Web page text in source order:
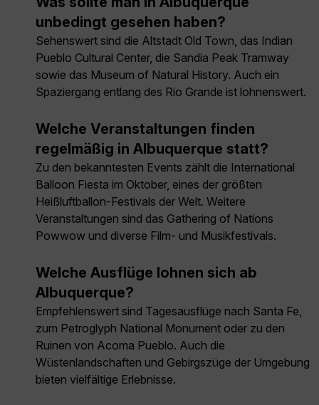
unbedingt gesehen haben?
Sehenswert sind die Altstadt Old Town, das Indian
Pueblo Cultural Center, die Sandia Peak Tramway
sowie das Museum of Natural History. Auch ein
Spaziergang entlang des Rio Grande ist lohnenswert.
Welche Veranstaltungen finden
regelmäßig in Albuquerque statt?
Zu den bekanntesten Events zählt die International
Balloon Fiesta im Oktober, eines der größten
Heißluftballon-Festivals der Welt. Weitere
Veranstaltungen sind das Gathering of Nations
Powwow und diverse Film- und Musikfestivals.
Welche Ausflüge lohnen sich ab
Albuquerque?
Empfehlenswert sind Tagesausflüge nach Santa Fe,
zum Petroglyph National Monument oder zu den
Ruinen von Acoma Pueblo. Auch die
Wüstenlandschaften und Gebirgszüge der Umgebung
bieten vielfältige Erlebnisse.